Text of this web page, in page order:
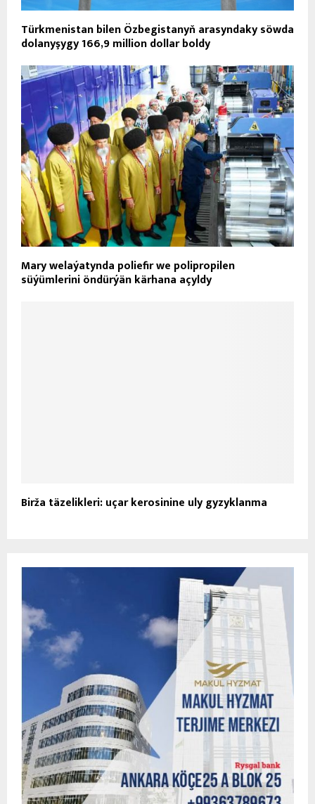
Türkmenistan bilen Özbegistanyň arasyndaky söwda
dolanyşygy 166,9 million dollar boldy
Mary welaýatynda poliefir we polipropilen
süýümlerini öndürýän kärhana açyldy
Birža täzelikleri: uçar kerosinine uly gyzyklanma